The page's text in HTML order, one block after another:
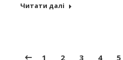
Читати далі
1 2 3 4 5